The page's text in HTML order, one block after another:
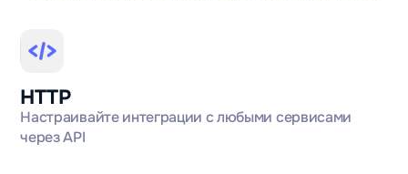
HTTP
Настраивайте интеграции с любыми сервисами
через API